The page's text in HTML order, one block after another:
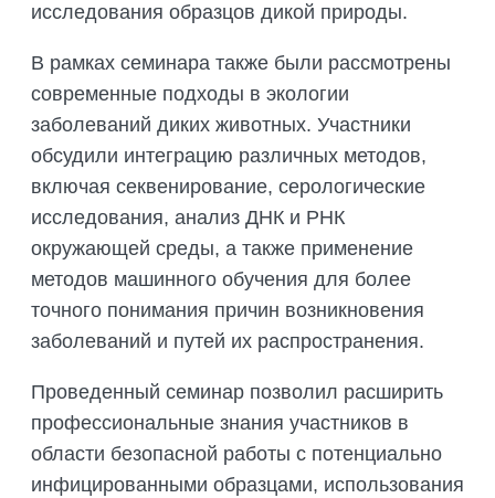
исследования образцов дикой природы.
В рамках семинара также были рассмотрены
современные подходы в экологии
заболеваний диких животных. Участники
обсудили интеграцию различных методов,
включая секвенирование, серологические
исследования, анализ ДНК и РНК
окружающей среды, а также применение
методов машинного обучения для более
точного понимания причин возникновения
заболеваний и путей их распространения.
Проведенный семинар позволил расширить
профессиональные знания участников в
области безопасной работы с потенциально
инфицированными образцами, использования